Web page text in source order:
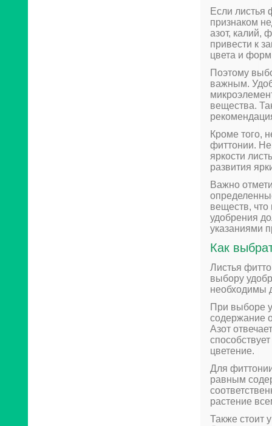
Если листья
признаком
азот, калий,
привести к
цвета и
Поэтому
важным.
вещества.
Кроме того,
фиттонии.
яркости
развития
Важно
веществ, что
удобрения
указаниями
Как
Листья
выбору
необходимы
При выборе
содержание
Азот
цветение.
Для
равным
растение
Также стоит